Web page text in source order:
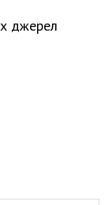
джерел